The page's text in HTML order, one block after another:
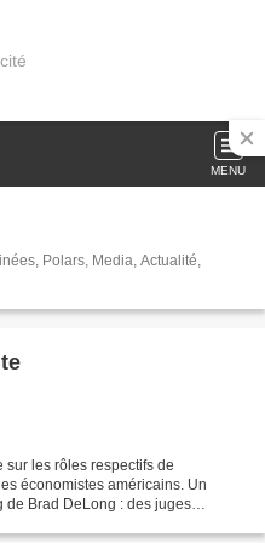
MENU
Polars, Media, Actualité,
les rôles respectifs de
économistes américains. Un
de Brad DeLong : des juges